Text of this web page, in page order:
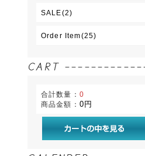
SALE(2)
Order Item(25)
合計数量： 0
商品金額： 0円